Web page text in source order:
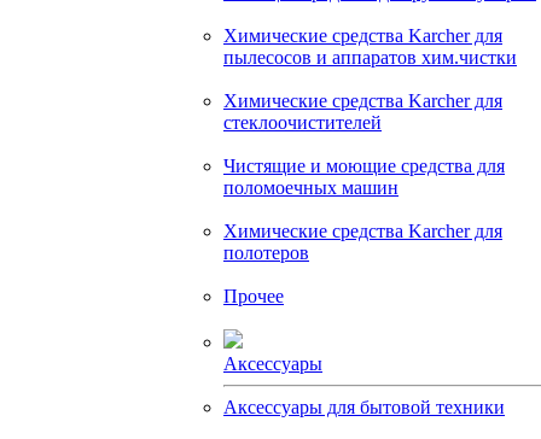
Химические средства Karcher для
пылесосов и аппаратов хим.чистки
Химические средства Karcher для
стеклоочистителей
Чистящие и моющие средства для
поломоечных машин
Химические средства Karcher для
полотеров
Прочее
Аксессуары
Аксессуары для бытовой техники